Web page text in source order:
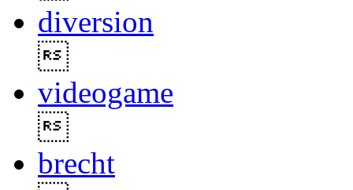
diversion
videogame
brecht